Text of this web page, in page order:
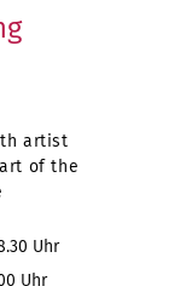
artist
of the
Uhr
Uhr